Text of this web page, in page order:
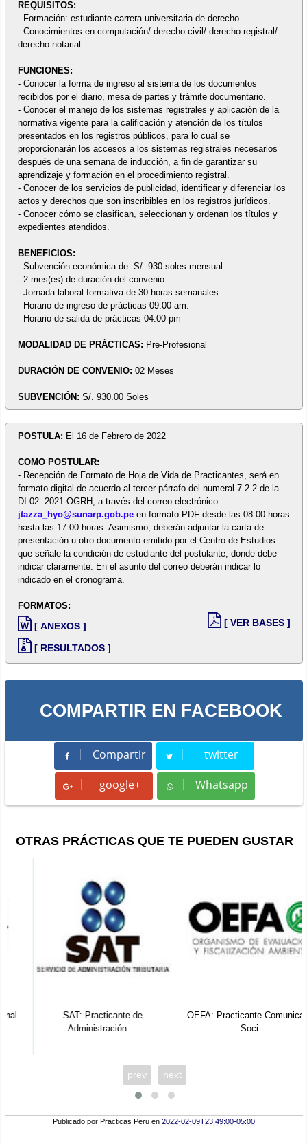
REQUISITOS:
- Formación: estudiante carrera universitaria de derecho.
- Conocimientos en computación/ derecho civil/ derecho registral/
derecho notarial.
FUNCIONES:
- Conocer la forma de ingreso al sistema de los documentos
recibidos por el diario, mesa de partes y trámite documentario.
- Conocer el manejo de los sistemas registrales y aplicación de la
normativa vigente para la calificación y atención de los títulos
presentados en los registros públicos, para lo cual se
proporcionarán los accesos a los sistemas registrales necesarios
después de una semana de inducción, a fin de garantizar su
aprendizaje y formación en el procedimiento registral.
- Conocer de los servicios de publicidad, identificar y diferenciar los
actos y derechos que son inscribibles en los registros jurídicos.
- Conocer cómo se clasifican, seleccionan y ordenan los títulos y
expedientes atendidos.
BENEFICIOS:
- Subvención económica de: S/. 930 soles mensual.
- 2 mes(es) de duración del convenio.
- Jornada laboral formativa de 30 horas semanales.
- Horario de ingreso de prácticas 09:00 am.
- Horario de salida de prácticas 04:00 pm
MODALIDAD DE PRÁCTICAS: Pre-Profesional
DURACIÓN DE CONVENIO: 02 Meses
SUBVENCIÓN: S/. 930.00 Soles
POSTULA: El 16 de Febrero de 2022
COMO POSTULAR:
- Recepción de Formato de Hoja de Vida de Practicantes, será en
formato digital de acuerdo al tercer párrafo del numeral 7.2.2 de la
DI-02- 2021-OGRH, a través del correo electrónico:
jtazza_hyo@sunarp.gob.peen formato PDF desde las 08:00 horas
hasta las 17:00 horas. Asimismo, deberán adjuntar la carta de
presentación u otro documento emitido por el Centro de Estudios
que señale la condición de estudiante del postulante, donde debe
indicar claramente. En el asunto del correo deberán indicar lo
indicado en el cronograma.
FORMATOS:
[ ANEXOS ]
[ RESULTADOS ]
[ VER BASES ]
COMPARTIR EN FACEBOOK
Compartir
Compartir twitter
Tweet
google+ Whatsapp
Whatsapp
OTRAS PRÁCTICAS QUE TE PUEDEN GUSTAR
SAT: Practicante de
Administración ...
OEFA: Practicante Comunicación
Soci...
prev next
Publicado porPracticas Peru en2022-02-09T23:49:00-05:00